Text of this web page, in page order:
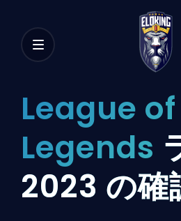
League of
Legends
2023 の確